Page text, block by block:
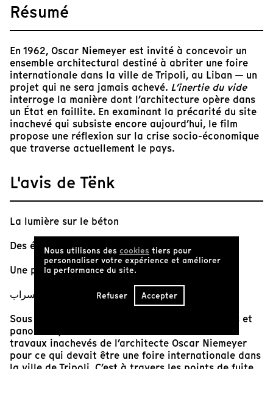
Résumé
En 1962, Oscar Niemeyer est invité à concevoir un
ensemble architectural destiné à abriter une foire
internationale dans la ville de Tripoli, au Liban — un
projet qui ne sera jamais achevé. L’inertie du vide
interroge la manière dont l’architecture opère dans
un État en faillite. En examinant la précarité du site
inachevé qui subsiste encore aujourd’hui, le film
propose une réflexion sur la crise socio-économique
que traverse actuellement le pays.
L'avis de Tënk
La lumière sur le béton
Des échos radiophoniques
Une plante qui pousse parmi les fissures
كیف لا نغرق في السراب
Sous l’œil de Joyce Joumaa, travellings optiques et
panoramiques latéraux nous font découvrir les
travaux inachevés de l’architecte Oscar Niemeyer
pour ce qui devait être une foire internationale dans
la ville de Tripoli. C’est à travers les points de fuite
Nous utilisons des cookies tiers pour
personnaliser votre expérience et améliorer
la performance du site.
Refuser Accepter